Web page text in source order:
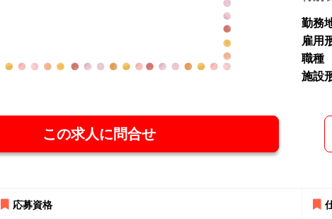
勤務
雇用
職
施設
この求人に問合せ
応募資格